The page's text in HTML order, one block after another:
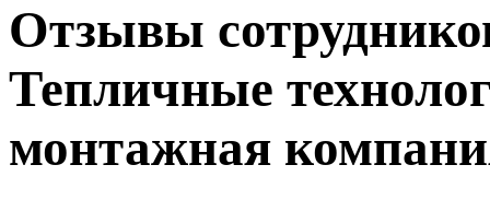
Отзывы
Тепличные
монтажная